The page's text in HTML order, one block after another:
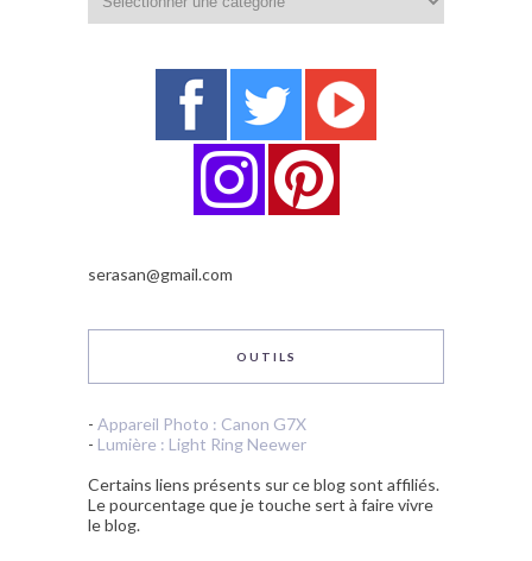
serasan@gmail.com
OUTILS
- Appareil Photo : Canon G7X
- Lumière : Light Ring Neewer
Certains liens présents sur ce blog sont affiliés.
Le pourcentage que je touche sert à faire vivre
le blog.